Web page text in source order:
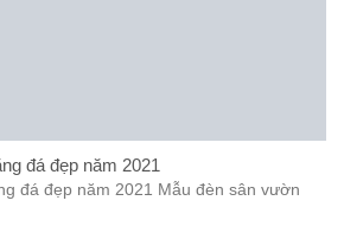
đá đẹp năm 2021
đá đẹp năm 2021 Mẫu đèn sân vườn